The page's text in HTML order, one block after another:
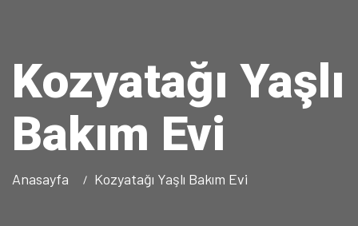
Kozyatağı Yaşlı
Bakım Evi
Anasayfa Kozyatağı Yaşlı Bakım Evi